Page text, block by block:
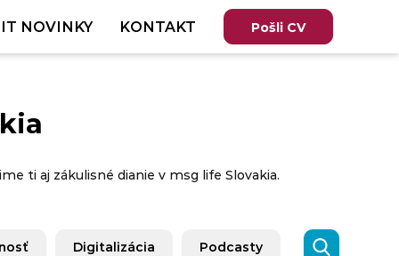
IT NOVINKY KONTAKT Pošli CV
ti aj zákulisné dianie v msg life Slovakia.
Digitalizácia Podcasty